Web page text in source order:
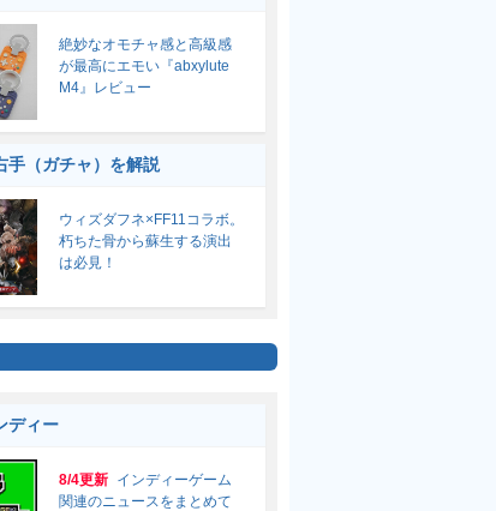
絶妙なオモチャ感と高級感
が最高にエモい『abxylute
M4』レビュー
手（ガチャ）を解説
ウィズダフネ×FF11コラボ。
朽ちた骨から蘇生する演出
は必見！
ディー
8/4更新 インディーゲーム
関連のニュースをまとめて